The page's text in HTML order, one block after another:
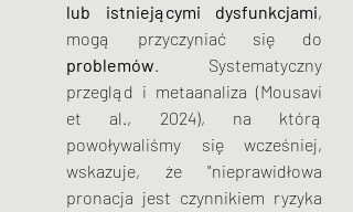
lub istniejącymi dysfunkcjami,
problemów. Systematyczny
przegląd i metaanaliza (Mousavi
et al., 2024), na którą
powoływaliśmy się wcześniej,
wskazuje, że "nieprawidłowa
pronacja jest czynnikiem ryzyka